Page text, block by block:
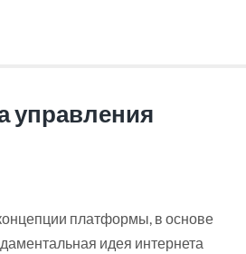
управления
платформы, в основе
идея интернета